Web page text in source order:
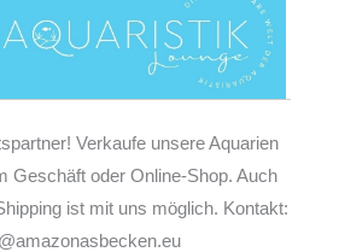
Verkaufe unsere Aquarien
Geschäft oder Online-Shop. Auch
ist mit uns möglich. Kontakt: